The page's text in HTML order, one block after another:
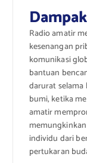
Radio amatir
kesenangan
komunikasi
bantuan
darurat selama
bumi, ketika
amatir
individu dari
pertukaran